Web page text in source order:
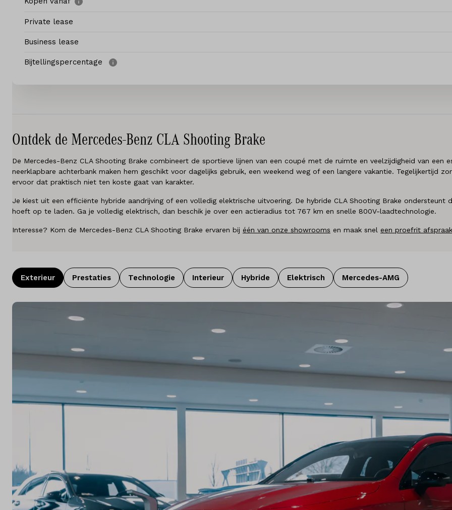
Service & onderhoud
Vacatures
Vergelijken
Merken
Kennis & advies
Private lease
Business lease
Bijtellingspercentage
Ontdek de Mercedes-Benz CLA Shooting Brake
De Mercedes-Benz CLA Shooting Brake combineert de sportieve lijnen van een coupé met de ruimte en veelzijdigheid van een
neerklapbare achterbank maken hem geschikt voor dagelijks gebruik, een weekend weg of een langere vakantie. Tegelijkertijd
ervoor dat praktisch niet ten koste gaat van karakter.
Je kiest uit een efficiënte hybride aandrijving of een volledig elektrische uitvoering. De hybride CLA Shooting Brake
hoeft op te laden. Ga je volledig elektrisch, dan beschik je over een actieradius tot 767 km en snelle 800V-laadtechnologie.
Interesse? Kom de Mercedes-Benz CLA Shooting Brake ervaren bij één van onze showrooms en maak snel een proefrit afspraak
Exterieur Prestaties Technologie Interieur Hybride Elektrisch Mercedes-AMG